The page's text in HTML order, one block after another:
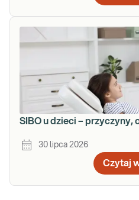
SIBO u dzieci – przyczyny,
30 lipca 2026
Czytaj